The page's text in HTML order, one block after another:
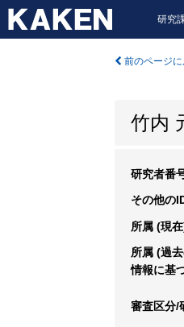
研究
前のページに
竹内
研究者番
その他の
所属 (現
所属 (過
情報に基
審査区分/